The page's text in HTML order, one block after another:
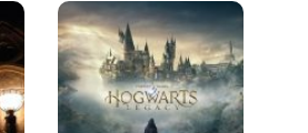
français ?